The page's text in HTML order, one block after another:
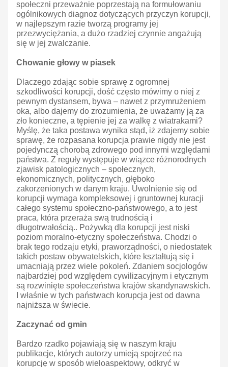
społeczni przeważnie poprzestają na formułowaniu
ogólnikowych diagnoz dotyczących przyczyn korupcji,
w najlepszym razie tworzą programy jej
przezwyciężania, a dużo rzadziej czynnie angażują
się w jej zwalczanie.
Chowanie głowy w piasek
Dlaczego zdając sobie sprawę z ogromnej
szkodliwości korupcji, dość często mówimy o niej z
pewnym dystansem, bywa – nawet z przymrużeniem
oka, albo dajemy do zrozumienia, że uważamy ją za
zło konieczne, a tępienie jej za walkę z wiatrakami?
Myślę, że taka postawa wynika stąd, iż zdajemy sobie
sprawę, że rozpasana korupcja prawie nigdy nie jest
pojedynczą chorobą zdrowego pod innymi względami
państwa. Z reguły występuje w wiązce różnorodnych
zjawisk patologicznych – społecznych,
ekonomicznych, politycznych, głęboko
zakorzenionych w danym kraju. Uwolnienie się od
korupcji wymaga kompleksowej i gruntownej kuracji
całego systemu społeczno-państwowego, a to jest
praca, która przeraża swą trudnością i
długotrwałością.. Pożywką dla korupcji jest niski
poziom moralno-etyczny społeczeństwa. Chodzi o
brak tego rodzaju etyki, praworządności, o niedostatek
takich postaw obywatelskich, które kształtują się i
umacniają przez wiele pokoleń. Zdaniem socjologów
najbardziej pod względem cywilizacyjnym i etycznym
są rozwinięte społeczeństwa krajów skandynawskich.
I właśnie w tych państwach korupcja jest od dawna
najniższa w świecie.
Zaczynać od gmin
Bardzo rzadko pojawiają się w naszym kraju
publikacje, których autorzy umieją spojrzeć na
korupcję w sposób wieloaspektowy, odkryć w